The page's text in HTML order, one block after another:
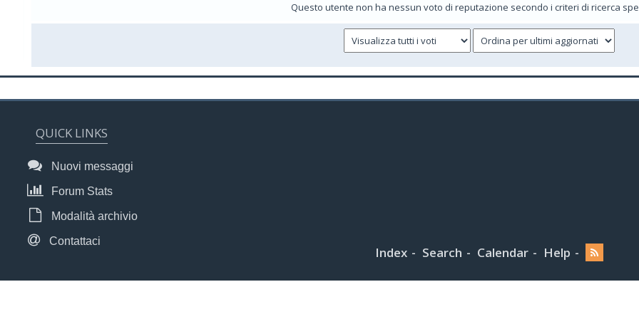
Questo utente non ha nessun voto di reputazione secondo i criteri di ricerca
QUICK LINKS
Nuovi messaggi
Forum Stats
Modalità archivio
Contattaci
Index Search Calendar Help